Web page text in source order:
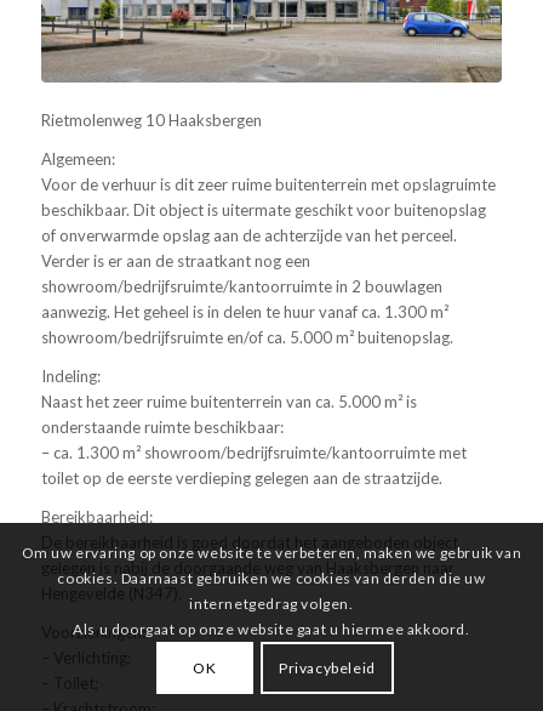
Rietmolenweg 10 Haaksbergen
Algemeen:
Voor de verhuur is dit zeer ruime buitenterrein met opslagruimte
beschikbaar. Dit object is uitermate geschikt voor buitenopslag
of onverwarmde opslag aan de achterzijde van het perceel.
Verder is er aan de straatkant nog een
showroom/bedrijfsruimte/kantoorruimte in 2 bouwlagen
aanwezig. Het geheel is in delen te huur vanaf ca. 1.300 m²
showroom/bedrijfsruimte en/of ca. 5.000 m² buitenopslag.
Indeling:
Naast het zeer ruime buitenterrein van ca. 5.000 m² is
onderstaande ruimte beschikbaar:
– ca. 1.300 m² showroom/bedrijfsruimte/kantoorruimte met
toilet op de eerste verdieping gelegen aan de straatzijde.
Bereikbaarheid:
Voorzieningen:
Om uw ervaring op onze website te verbeteren, maken we gebruik van
cookies. Daarnaast gebruiken we cookies van derden die uw
internetgedrag volgen.
Als u doorgaat op onze website gaat u hiermee akkoord.
OK Privacybeleid